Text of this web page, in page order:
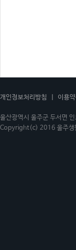
개인정보처리방침 이용
울산광역시 울주군 두서
Copyright(c) 2016 울주생